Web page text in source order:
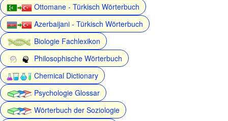
Ottomane - Türkisch Wörterbuch
Azerbaijani - Türkisch Wörterbuch
Biologie Fachlexikon
Philosophische Wörterbuch
Chemical Dictionary
Psychologie Glossar
Wörterbuch der Soziologie